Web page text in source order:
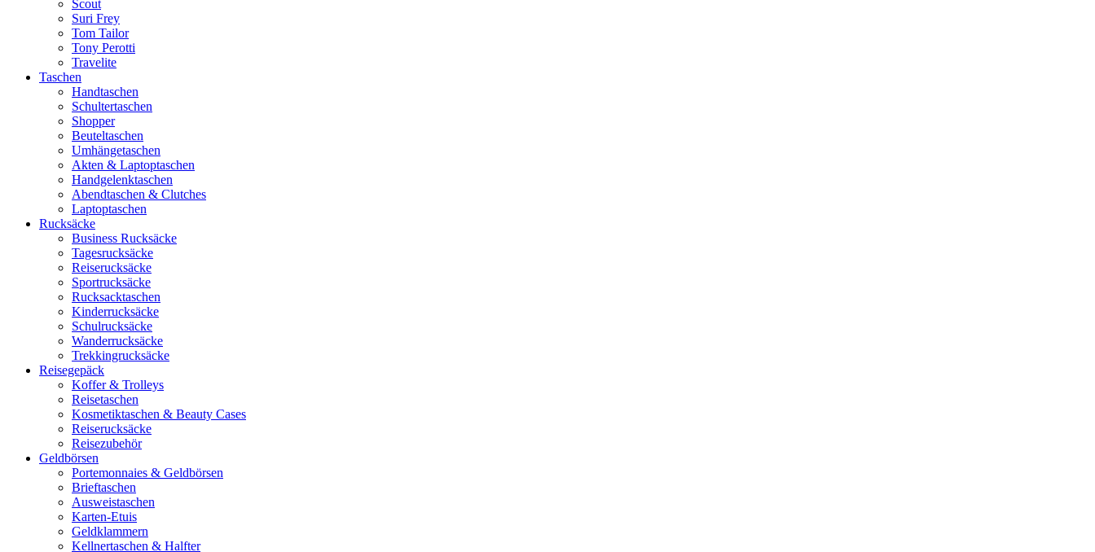
Scout
Suri Frey
Tom Tailor
Tony Perotti
Travelite
Taschen
Handtaschen
Schultertaschen
Shopper
Beuteltaschen
Umhängetaschen
Akten & Laptoptaschen
Handgelenktaschen
Abendtaschen & Clutches
Laptoptaschen
Rucksäcke
Business Rucksäcke
Tagesrucksäcke
Reiserucksäcke
Sportrucksäcke
Rucksacktaschen
Kinderrucksäcke
Schulrucksäcke
Wanderrucksäcke
Trekkingrucksäcke
Reisegepäck
Koffer & Trolleys
Reisetaschen
Kosmetiktaschen & Beauty Cases
Reiserucksäcke
Reisezubehör
Geldbörsen
Portemonnaies & Geldbörsen
Brieftaschen
Ausweistaschen
Karten-Etuis
Geldklammern
Kellnertaschen & Halfter